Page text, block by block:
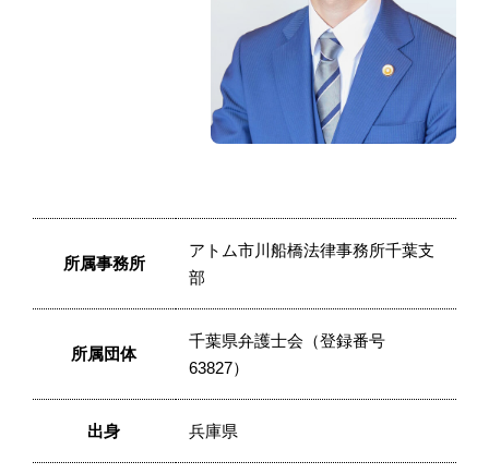
所属事務所
アトム市川船橋法律事務所千葉支
部
所属団体
千葉県弁護士会（登録番号
63827）
出身 兵庫県